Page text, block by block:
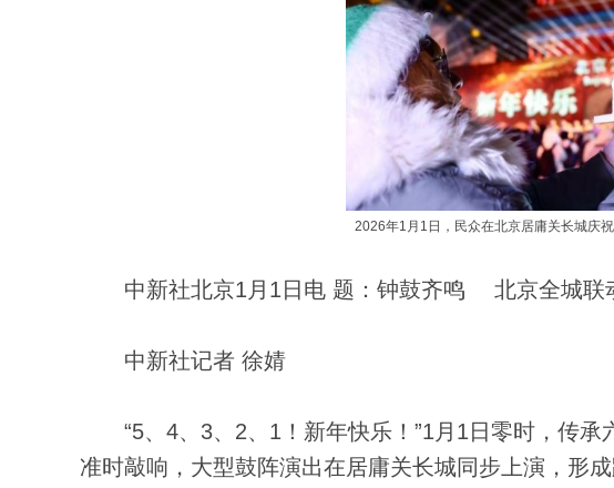
2026年1月1日，民众在北京居庸关长城庆
中新社北京1月1日电 题：钟鼓齐鸣 北京全城联
中新社记者 徐婧
“5、4、3、2、1！新年快乐！”1月1日零时，传承
准时敲响，大型鼓阵演出在居庸关长城同步上演，形